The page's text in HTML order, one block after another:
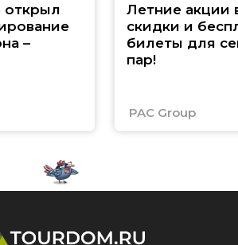
открыл
–
Летние акции
скидки и
билеты для
пар!
PAC Group